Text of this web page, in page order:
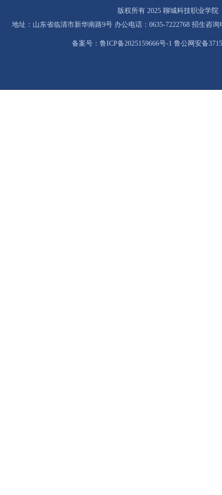
版权所有 2025 聊城科技职业学院
地址：山东省临清市新华南路9号 办公电话：0635-7222768 招生咨询
备案号：鲁ICP备2025159666号-1 鲁公网安备